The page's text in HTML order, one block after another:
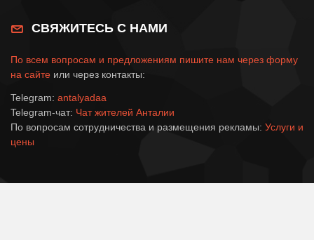
СВЯЖИТЕСЬ С НАМИ
По всем вопросам и предложениям пишите нам через форму
на сайте или через контакты:
Telegram: antalyadaa
Telegram-чат: Чат жителей Анталии
По вопросам сотрудничества и размещения рекламы: Услуги и
цены